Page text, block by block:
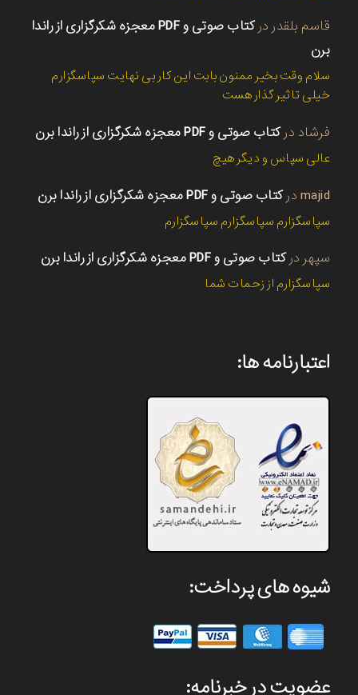
قاسم بلقدر در
کتاب صوتی و PDF معجزه شکرگزاری از راندا
برن
سلام وقت بخیر ممنون بابت این کار بی نهایت سپاسگزارم
خیلی تاثیر گذار هست
فرشاد درکتاب صوتی و PDF معجزه شکرگزاری از راندا برن
عالی سپاس و دیگر هیچ
majid درکتاب صوتی و PDF معجزه شکرگزاری از راندا برن
سپاسگزارم سپاسگزارم سپاسگزارم
سپهر درکتاب صوتی و PDF معجزه شکرگزاری از راندا برن
سپاسگزارم از زحمات شما
اعتبارنامه ها:
شیوه های پرداخت:
عضویت در خبرنامه: